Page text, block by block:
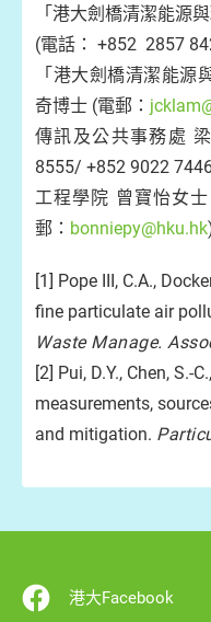
「港大劍橋清潔能源
(電話： +852 2857
「港大劍橋清潔能源
奇博士 (電郵：
傳訊及公共事務處
8555/ +852 9022
工程學院 曾寶怡女
郵： bonniepy@hku.hk
[1] Pope III, C.A.,
fine particulate air
Waste Manage.
[2] Pui, D.Y., Chen, S.-
measurements,
and mitigation.
港大Facebook